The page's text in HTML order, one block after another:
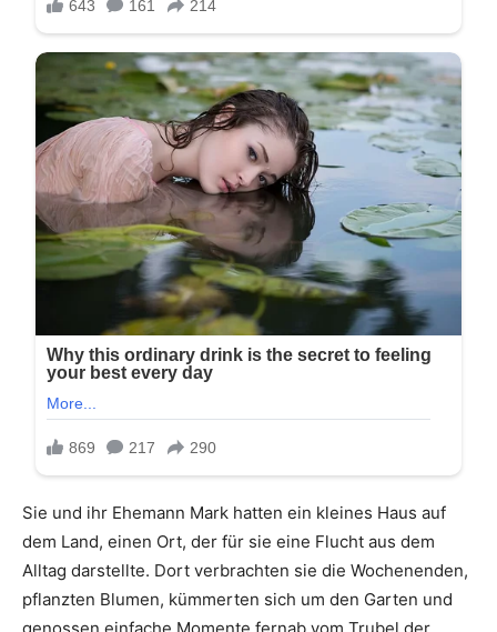
Sie und ihr Ehemann Mark hatten ein kleines Haus auf
dem Land, einen Ort, der für sie eine Flucht aus dem
Alltag darstellte. Dort verbrachten sie die Wochenenden,
pflanzten Blumen, kümmerten sich um den Garten und
genossen einfache Momente fernab vom Trubel der